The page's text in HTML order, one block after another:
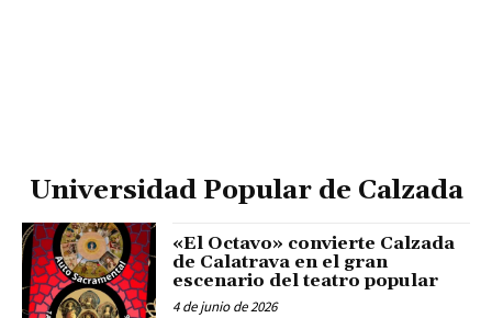
Universidad Popular de Calzada
«El Octavo» convierte Calzada
de Calatrava en el gran
escenario del teatro popular
4 de junio de 2026